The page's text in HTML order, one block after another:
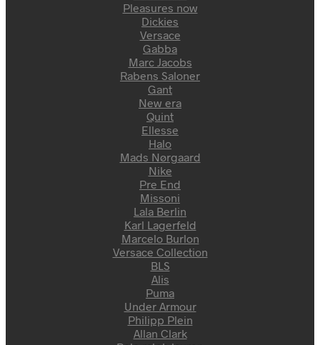
Pleasures now
Dickies
Versace
Gabba
Marc Jacobs
Rabens Saloner
Gant
New era
Quint
Ellesse
Halo
Mads Nørgaard
Nike
Pre End
Missoni
Lala Berlin
Karl Lagerfeld
Marcelo Burlon
Versace Collection
BLS
Alis
Puma
Under Armour
Philipp Plein
Allan Clark